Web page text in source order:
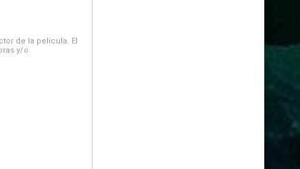
de la película. El
y/o